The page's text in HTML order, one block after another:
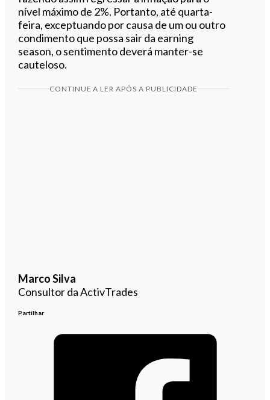
nível máximo de 2%. Portanto, até quarta-
feira, exceptuando por causa de um ou outro
condimento que possa sair da earning
season, o sentimento deverá manter-se
cauteloso.
CONTINUE A LER APÓS A PUBLICIDADE
Marco Silva
Consultor da ActivTrades
Partilhar